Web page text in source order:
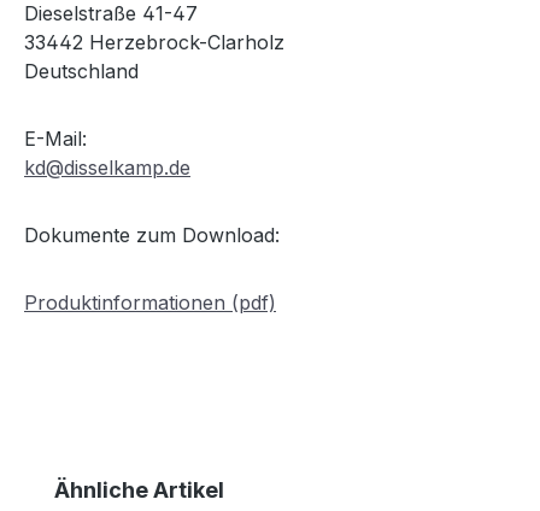
Dieselstraße 41-47
33442 Herzebrock-Clarholz
Deutschland
E-Mail:
kd@disselkamp.de
Dokumente zum Download:
Produktinformationen (pdf)
Produktgalerie überspringen
Ähnliche Artikel